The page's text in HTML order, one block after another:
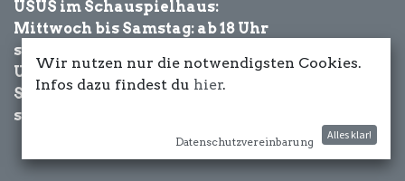
USUS im Schauspielhaus:
Mittwoch bis Samstag: ab 18 Uhr
sowie Eventbezogen.
USUS am Wasser:
Schönwetter-
sowie Eventbezogen.
Wir nutzen nur die notwendigsten Cookies.
Infos dazu findest du hier.
Datenschutzvereinbarung
Alles klar!